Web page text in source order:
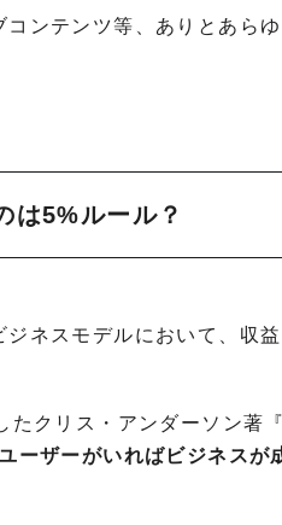
ンテンツ等、ありとあら
は5%ルール？
ネスモデルにおいて、収
たクリス・アンダーソン著『
ーザーがいればビジネスが